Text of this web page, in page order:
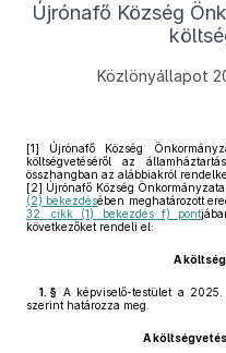
Újrónafő Község
Közlönyállapot
[1] Újrónafő Község
költségvetéséről az
összhangban az alábbiakról
[2] Újrónafő Község
(2) bekezdésében meghatározott
32. cikk (1) bekezdés f) pont
következőket rendeli el:
A
1. § A képviselő-testület a
szerint határozza meg.
A